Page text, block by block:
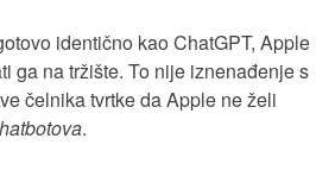
identično kao ChatGPT, Apple
ga na tržište. To nije iznenađenje s
čelnika tvrtke da Apple ne želi
.